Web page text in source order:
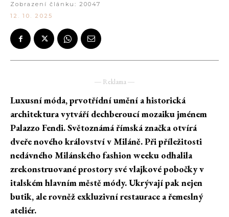
Zobrazení článku: 20047
12. 10. 2025
― Reklama ―
Luxusní móda, prvotřídní umění a historická
architektura vytváří dechberoucí mozaiku jménem
Palazzo Fendi. Světoznámá římská značka otvírá
dveře nového království v Miláně. Při příležitosti
nedávného Milánského fashion weeku odhalila
zrekonstruované prostory své vlajkové pobočky v
italském hlavním městě módy. Ukrývají pak nejen
butik, ale rovněž exkluzivní restaurace a řemeslný
ateliér.